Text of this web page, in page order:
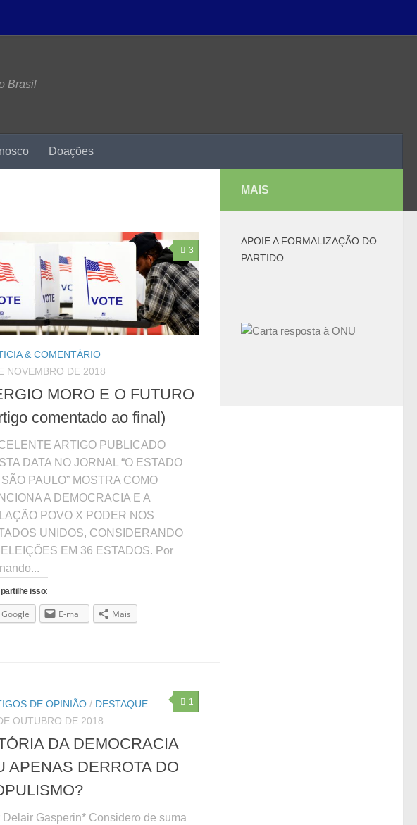
Brasil
Doações
3
& COMENTÁRIO
NOVEMBRO DE 2018
MORO E O FUTURO
comentado ao final)
ARTIGO PUBLICADO
DATA NO JORNAL “O ESTADO
SÃO PAULO” MOSTRA COMO
A DEMOCRACIA E A
POVO X PODER NOS
UNIDOS, CONSIDERANDO
EM 36 ESTADOS. Por
isso:
Google E-mail Mais
1
DE OPINIÃO / DESTAQUE
OUTUBRO DE 2018
DA DEMOCRACIA
APENAS DERROTA DO
Delair Gasperin* Considero de suma
MAIS
APOIE A FORMALIZAÇÃO DO
PARTIDO